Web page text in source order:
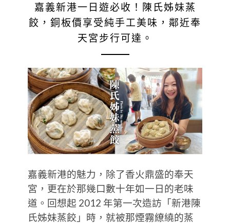
嘉義新港一日遊必收！陳氏姊妹蒸
餃，銅板價享受純手工美味，鄰近奉
天宮步行可達。
嘉義新港的魅力，除了香火鼎盛的奉天
宮，更在於那幾口數十年如一日的老味
道。回想起 2012 年第一次造訪「新港陳
氏姊妹蒸餃」時，就被那煙霧繚繞的蒸